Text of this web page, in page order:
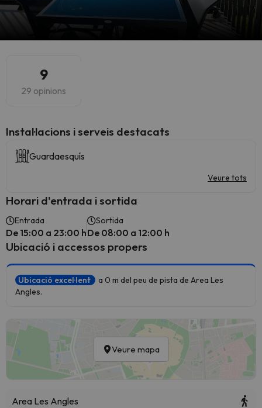
9
29 opinions
Instal·lacions i serveis destacats
Guardaesquís
Veure tots
Horari d'entrada i sortida
Entrada
De 15:00 a 23:00 h
Sortida
De 08:00 a 12:00 h
Ubicació i accessos propers
Ubicació excel·lent
a 0 m del peu de pista de Area Les
Angles.
Veure mapa
Area Les Angles